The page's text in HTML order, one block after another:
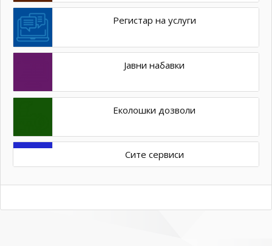
Регистар на услуги
Јавни набавки
Еколошки дозволи
Сите сервиси